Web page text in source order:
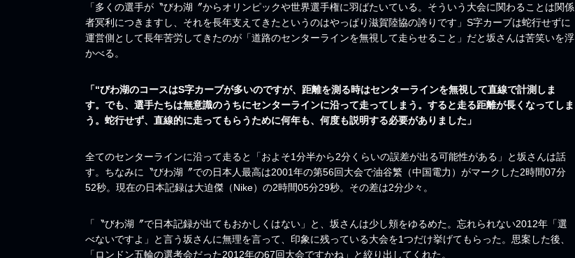
「多くの選手が〝びわ湖〞からオリンピックや世界選手権に羽ばたいている。そういう大会に関わることは関係
者冥利につきますし、それを長年支えてきたというのはやっぱり滋賀陸協の誇りです」S字カーブは蛇行せずに
運営側として長年苦労してきたのが「道路のセンターラインを無視して走らせること」だと坂さんは苦笑いを浮
かべる。
「“びわ湖のコースはS字カーブが多いのですが、距離を測る時はセンターラインを無視して直線で計測しま
す。でも、選手たちは無意識のうちにセンターラインに沿って走ってしまう。すると走る距離が長くなってしま
う。蛇行せず、直線的に走ってもらうために何年も、何度も説明する必要がありました」
全てのセンターラインに沿って走ると「およそ1分半から2分くらいの誤差が出る可能性がある」と坂さんは話
す。ちなみに〝びわ湖〞での日本人最高は2001年の第56回大会で油谷繁（中国電力）がマークした2時間07分
52秒。現在の日本記録は大迫傑（Nike）の2時間05分29秒。その差は2分少々。
「〝びわ湖〞で日本記録が出てもおかしくはない」と、坂さんは少し頬をゆるめた。忘れられない2012年「選
べないですよ」と言う坂さんに無理を言って、印象に残っている大会を1つだけ挙げてもらった。思案した後、
「ロンドン五輪の選考会だった2012年の67回大会ですかね」と絞り出してくれた。